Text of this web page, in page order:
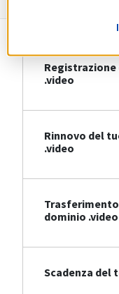
.video
Rinnovo del
.video
dominio .video
Scadenza del